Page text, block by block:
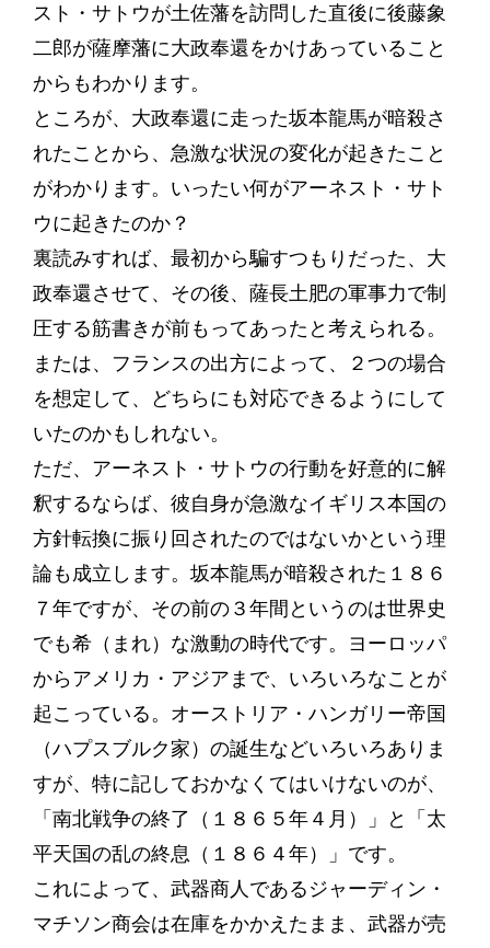
スト・サトウが土佐藩を訪問した直後に後藤象
二郎が薩摩藩に大政奉還をかけあっていること
からもわかります。
ところが、大政奉還に走った坂本龍馬が暗殺さ
れたことから、急激な状況の変化が起きたこと
がわかります。いったい何がアーネスト・サト
ウに起きたのか？
裏読みすれば、最初から騙すつもりだった、大
政奉還させて、その後、薩長土肥の軍事力で制
圧する筋書きが前もってあったと考えられる。
または、フランスの出方によって、２つの場合
を想定して、どちらにも対応できるようにして
いたのかもしれない。
ただ、アーネスト・サトウの行動を好意的に解
釈するならば、彼自身が急激なイギリス本国の
方針転換に振り回されたのではないかという理
論も成立します。坂本龍馬が暗殺された１８６
７年ですが、その前の３年間というのは世界史
でも希（まれ）な激動の時代です。ヨーロッパ
からアメリカ・アジアまで、いろいろなことが
起こっている。オーストリア・ハンガリー帝国
（ハプスブルク家）の誕生などいろいろありま
すが、特に記しておかなくてはいけないのが、
「南北戦争の終了（１８６５年４月）」と「太
平天国の乱の終息（１８６４年）」です。
これによって、武器商人であるジャーディン・
マチソン商会は在庫をかかえたまま、武器が売